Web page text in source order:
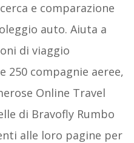
e comparazione
auto. Aiuta a
di viaggio
compagnie aeree,
Online Travel
di Bravofly Rumbo
alle loro pagine per